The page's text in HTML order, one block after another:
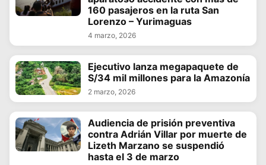
160 pasajeros en la ruta San
Lorenzo – Yurimaguas
4 marzo, 2026
Ejecutivo lanza megapaquete de
S/34 mil millones para la Amazonía
2 marzo, 2026
Audiencia de prisión preventiva
contra Adrián Villar por muerte de
Lizeth Marzano se suspendió
hasta el 3 de marzo